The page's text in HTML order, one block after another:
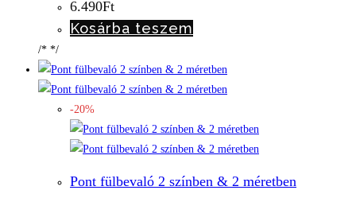
6.490Ft
Kosárba teszem
/* */
-20%
Pont fülbevaló 2 színben & 2 méretben